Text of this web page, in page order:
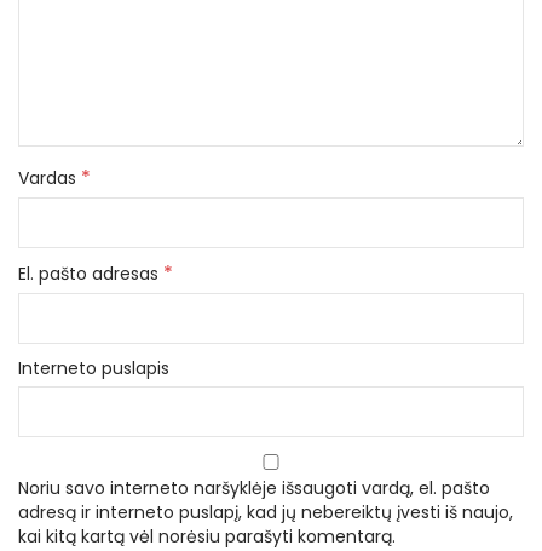
Vardas *
El. pašto adresas *
Interneto puslapis
Noriu savo interneto naršyklėje išsaugoti vardą, el. pašto
adresą ir interneto puslapį, kad jų nebereiktų įvesti iš naujo,
kai kitą kartą vėl norėsiu parašyti komentarą.